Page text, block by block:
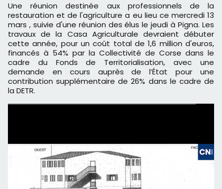
Une réunion destinée aux professionnels de la
restauration et de l'agriculture a eu lieu ce mercredi 13
mars , suivie d'une réunion des élus le jeudi à Pigna. Les
travaux de la Casa Agriculturale devraient débuter
cette année, pour un coût total de 1,6 million d'euros,
financés à 54% par la Collectivité de Corse dans le
cadre du Fonds de Territorialisation, avec une
demande en cours auprès de l’État pour une
contribution supplémentaire de 26% dans le cadre de
la DETR.